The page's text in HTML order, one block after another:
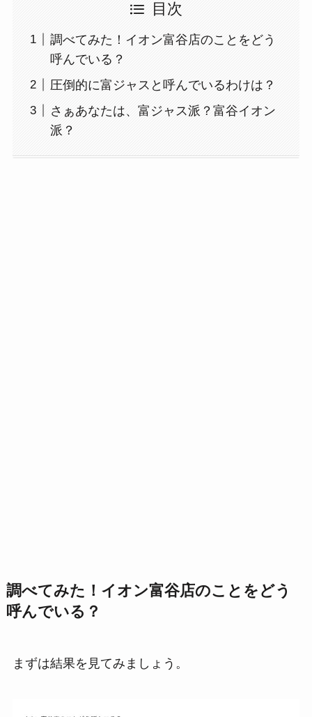
目次
調べてみた！イオン富谷店のことをどう
呼んでいる？
圧倒的に富ジャスと呼んでいるわけは？
さぁあなたは、富ジャス派？富谷イオン
派？
調べてみた！イオン富谷店のことをどう
呼んでいる？
まずは結果を見てみましょう。